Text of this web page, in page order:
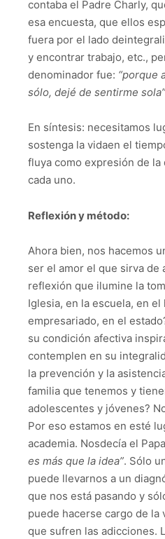
contaba el Padre Charly,
esa encuesta, que ellos
fuera por el lado
y encontrar trabajo, etc.,
denominador fue: “porque
sólo, dejé de sentirme sola”
En síntesis: necesitamos
sostenga la vidaen el
fluya como expresión de
cada uno.
Reflexión y método:
Ahora bien, nos hacemos
ser el amor el que sirva de
reflexión que ilumine la
Iglesia, en la escuela, en el
empresariado, en el
su condición afectiva
contemplen en su
la prevención y la
familia que tenemos y
adolescentes y jóvenes?
Por eso estamos en esté
academia. Nosdecía el
es más que la idea”. Sólo
puede llevarnos a un
que nos está pasando y
puede hacerse cargo de la
que sufren las adicciones.